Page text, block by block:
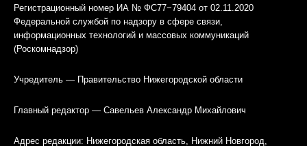
Регистрационный номер ИА № ФС77−79404 от 02.11.2020
Федеральной службой по надзору в сфере связи,
информационных технологий и массовых коммуникаций
(Роскомнадзор)
Учредитель — Правительство Нижегородской области
Главный редактор — Савельев Александр Михайлович
Адрес редакции: Нижегородская область, Нижний Новгород,